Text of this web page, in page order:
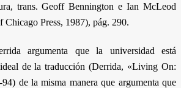
trans. Geoff Bennington e Ian McLeod
Press, 1987), pág. 290.
argumenta que la universidad está
de la traducción (Derrida, «Living On:
de la misma manera que argumenta que